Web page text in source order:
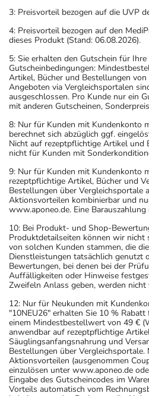
3: Preisvorteil bezogen auf die UVP
4: Preisvorteil bezogen auf den
dieses Produkt (Stand: 06.08.2026).
5: Sie erhalten den Gutschein für
Gutscheinbedingungen:
Artikel, Bücher und Bestellungen
Angeboten via Vergleichsportalen
ausgeschlossen. Pro Kunde nur ein
mit anderen Gutscheinen,
8: Nur für Kunden mit Kundenkonto
berechnet sich abzüglich ggf.
Nicht auf rezeptpflichtige Artikel und
nicht für Kunden mit
9: Nur für Kunden mit Kundenkonto
rezeptpflichtige Artikel, Bücher und
Bestellungen über Vergleichsportale
Aktionsvorteilen kombinierbar und
www.aponeo.de. Eine
10: Bei Produkt- und Shop-
Produktdetailseiten können wir nicht
von solchen Kunden stammen, die
Dienstleistungen tatsächlich genutzt
Bewertungen, bei denen bei der
Auffälligkeiten oder Hinweise
Zweifeln Anlass geben, werden
12: Nur für Neukunden mit
"10NEU26" erhalten Sie 10 %
einem Mindestbestellwert von 49 €
anwendbar auf rezeptpflichtige
Säuglingsanfangsnahrung und
Bestellungen über Vergleichsportale.
Aktionsvorteilen (ausgenommen
einzulösen unter www.aponeo.de
Eingabe des Gutscheincodes im
Vorteils automatisch vom